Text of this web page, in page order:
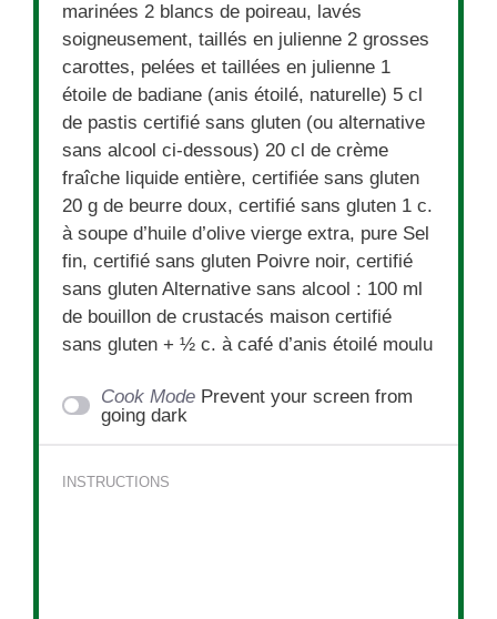
marinées 2 blancs de poireau, lavés
soigneusement, taillés en julienne 2 grosses
carottes, pelées et taillées en julienne 1
étoile de badiane (anis étoilé, naturelle) 5 cl
de pastis certifié sans gluten (ou alternative
sans alcool ci-dessous) 20 cl de crème
fraîche liquide entière, certifiée sans gluten
20 g de beurre doux, certifié sans gluten 1 c.
à soupe d’huile d’olive vierge extra, pure Sel
fin, certifié sans gluten Poivre noir, certifié
sans gluten Alternative sans alcool : 100 ml
de bouillon de crustacés maison certifié
sans gluten + ½ c. à café d’anis étoilé moulu
Cook Mode Prevent your screen from
going dark
INSTRUCTIONS